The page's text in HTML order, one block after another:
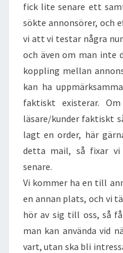
fick lite senare ett
sökte annonsörer, och
vi att vi testar några
och även om man inte
koppling mellan
kan ha
faktiskt existerar.
läsare/kunder faktiskt
lagt en order, här
detta mail, så fixar
senare.
Vi kommer ha en till
en annan plats, och vi
hör av sig till oss, så
man kan använda vid
vart, utan ska bli